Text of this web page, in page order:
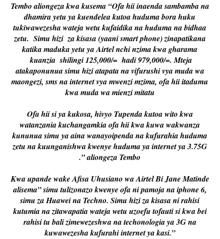
Tembo aliongeza kwa kusema “Ofa hii inaenda sambamba na
dhamira yetu ya kuendelea kutoa huduma bora huku
tukiwawezesha wateja wetu kufaidika na huduma na bidhaa
zetu. Simu hizi za kisasa (yaani smart phone) zinapatikana
katika maduka yetu ya Airtel nchi nzima kwa gharama
kuanzia shilingi 125,000/= hadi 979,000/=. Mteja
atakaponunua simu hizi atapata na vifurushi vya muda wa
maongezi, sms na internet vya mwenzi mzima, ofa hii itadumu
kwa muda wa mienzi mitatu
Ofa hii si ya kukosa, hivyo Tupenda kutoa wito kwa
watanzania kuchangamkia ofa hii kwa kuwa wakwanza
kununua simu ya aina wanayoipenda na kufurahia huduma
zetu na kuunganishwa kwenye huduma ya internet ya 3.75G
.” aliongeza Tembo
Kwa upande wake Afisa Uhusiano wa Airtel Bi Jane Matinde
alisema” simu tulizonazo kwenye ofa ni pamoja na iphone 6,
simu za Huawei na Techno. Simu hizi za kisasa ni rahisi
kutumia na zitawapatia wateja wetu uzoefu tofauti si kwa bei
rahisi tu bali zimewezeshwa na techonologia ya 3G na
kuwawezesha kufurahi internet ya kasi.”